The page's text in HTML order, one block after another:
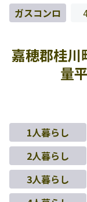
ガスコンロ
嘉穂郡桂川
量
1人暮らし
2人暮らし
3人暮らし